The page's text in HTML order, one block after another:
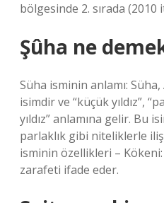
bölgesinde 2. sırada (2010
Şûha ne
Süha isminin anlamı:
isimdir ve “küçük yıldız”,
yıldız” anlamına gelir. Bu
parlaklık gibi niteliklerle
isminin özellikleri –
zarafeti ifade eder.